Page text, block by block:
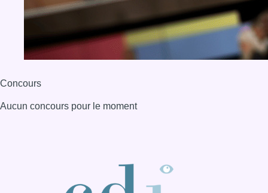
Concours
Aucun concours pour le moment